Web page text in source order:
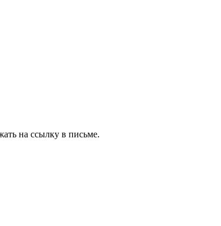
на ссылку в письме.